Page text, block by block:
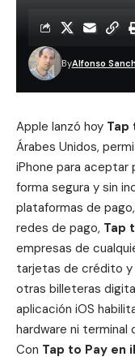
ByAlfonso
Apple lanzó hoy Tap
Árabes Unidos,
iPhone para
forma segura y sin
plataformas de
redes de pago, Tap
empresas de
tarjetas de crédito
otras billeteras
aplicación iOS
hardware ni terminal
Con Tap to Pay en